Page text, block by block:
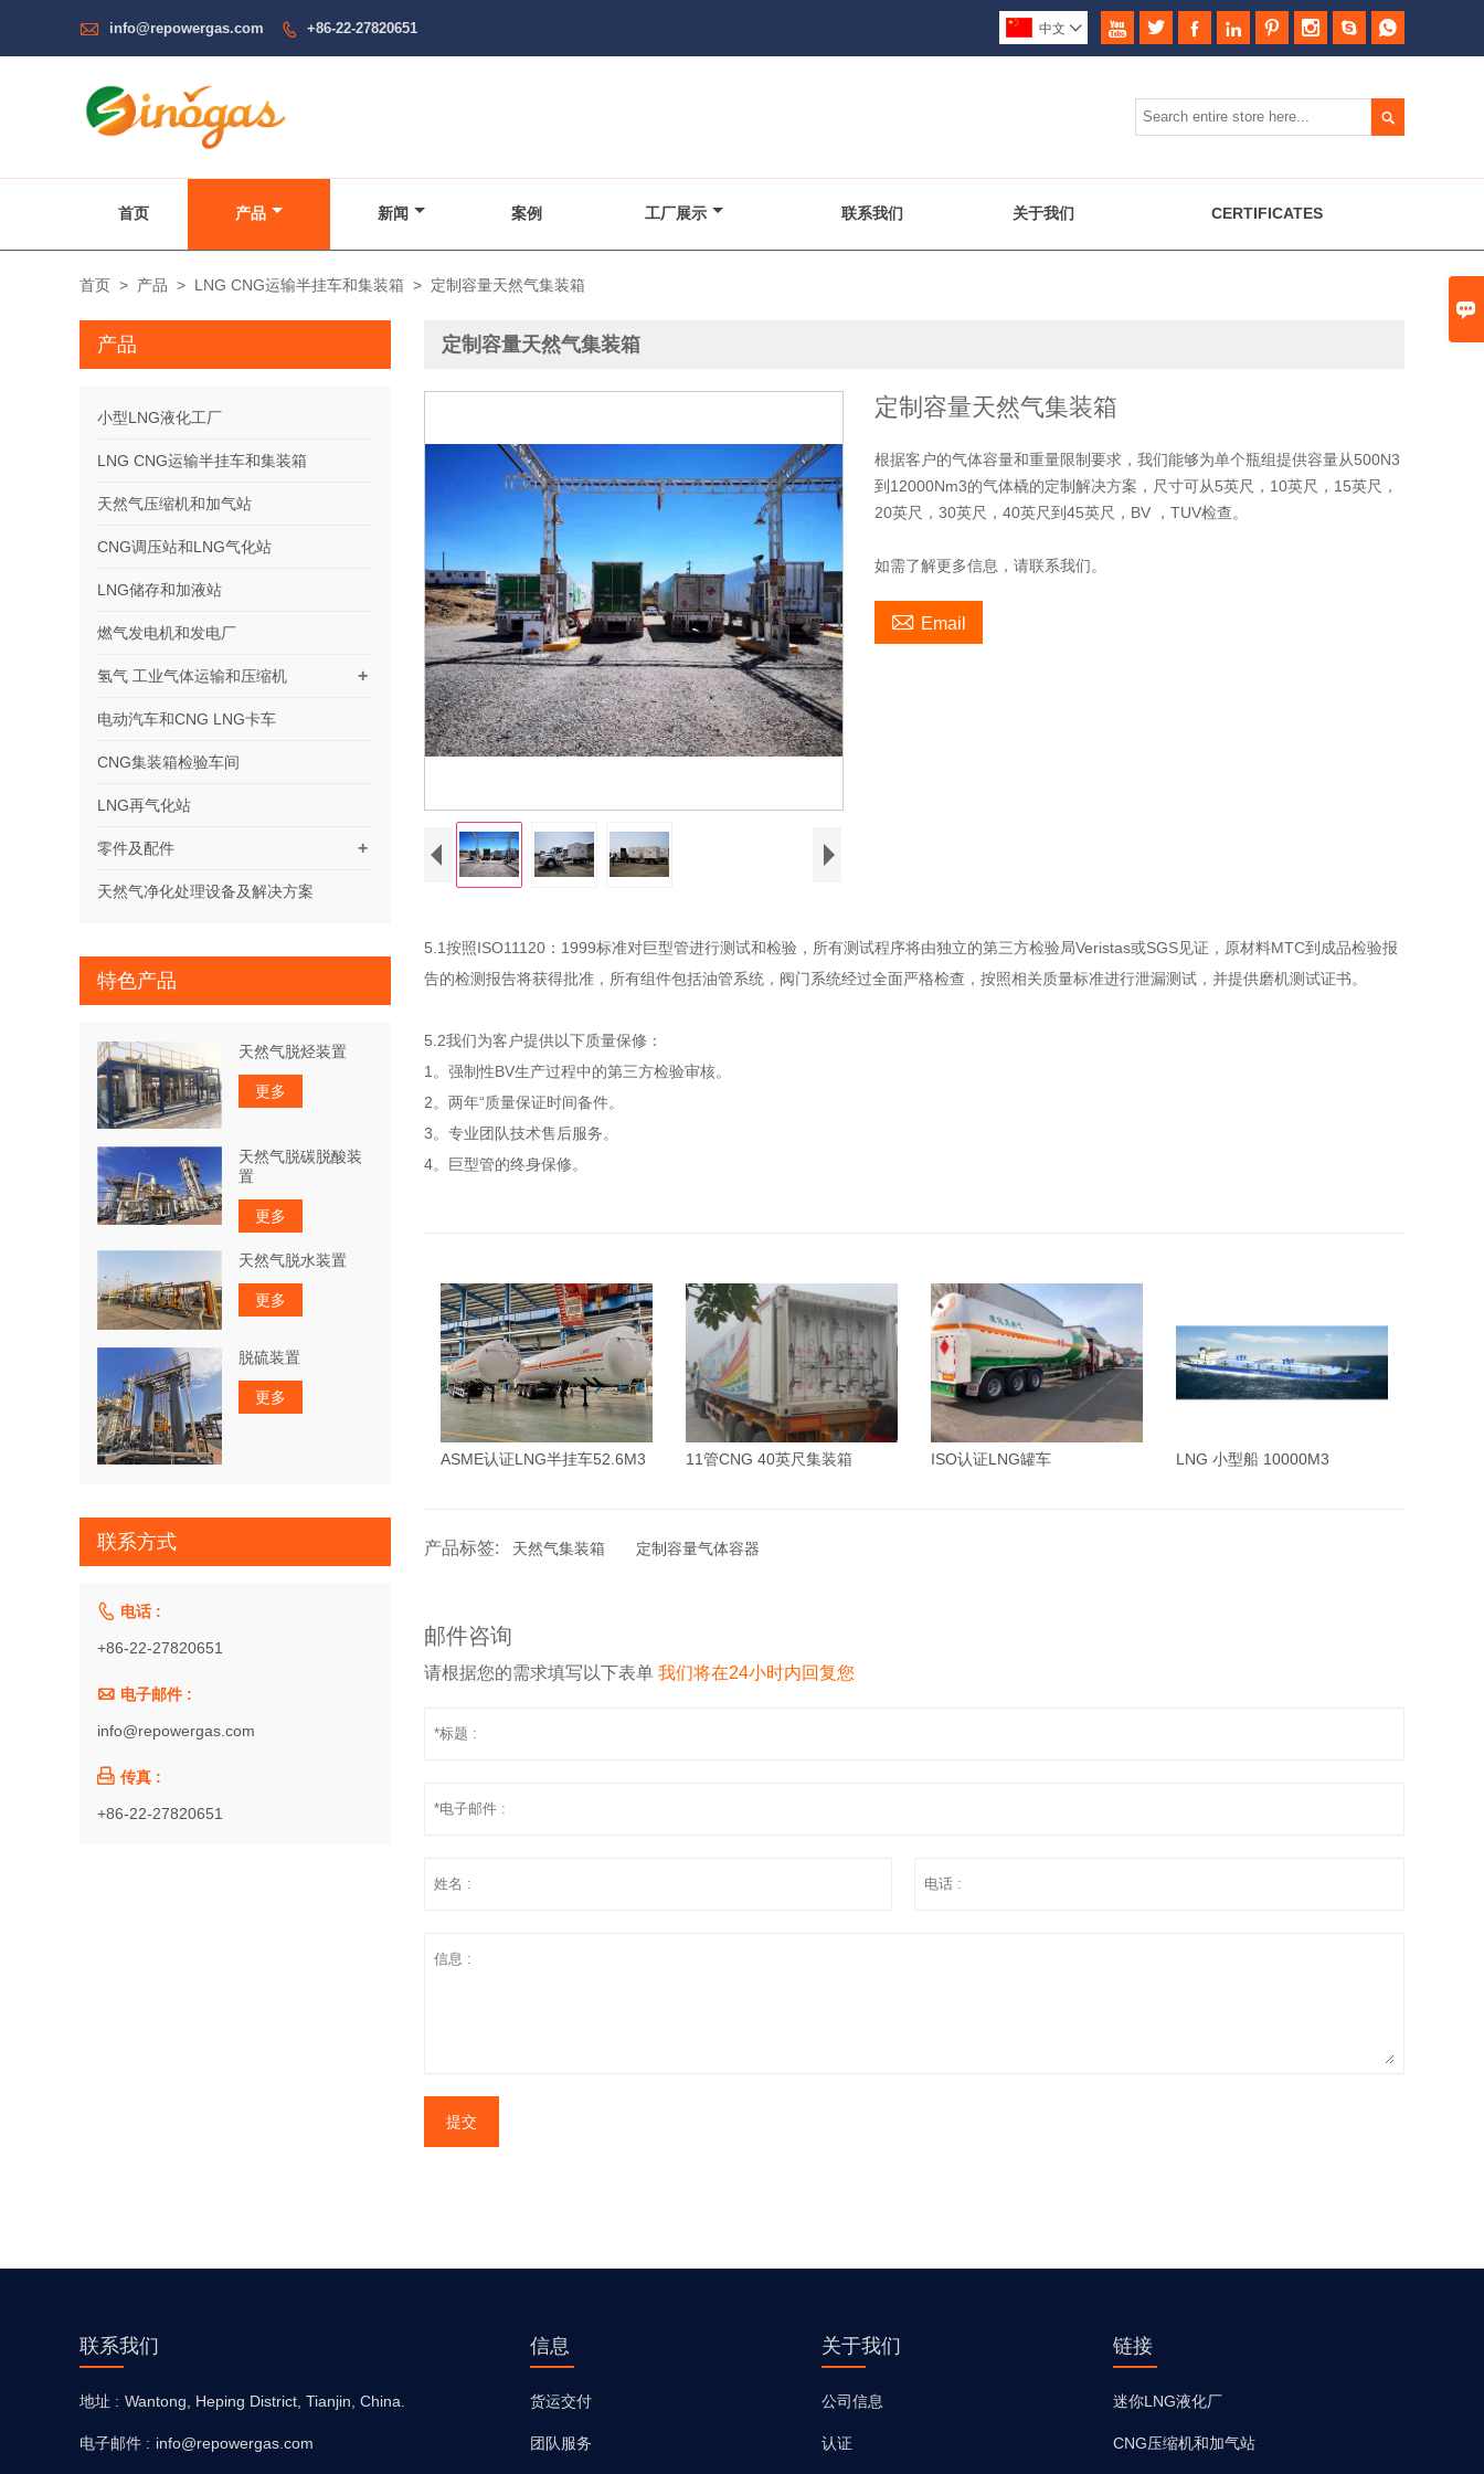

 info@repowergas.com  +86-22-27820651        
中文 

首页 产品 新闻 案例 工厂展示 联系我们 关于我们 CERTIFICATES
首页 > 产品 > LNG CNG运输半挂车和集装箱 > 定制容量天然气集装箱
定制容量天然气集装箱
定制容量天然气集装箱
根据客户的气体容量和重量限制要求，我们能够为单个瓶组提供容量从500N3
到12000Nm3的气体橇的定制解决方案，尺寸可从5英尺，10英尺，15英尺，
20英尺，30英尺，40英尺到45英尺，BV ，TUV检查。
如需了解更多信息，请联系我们。
 Email
5.1按照ISO11120：1999标准对巨型管进行测试和检验，所有测试程序将由独立的第三方检验局Veristas或SGS见证，原材料MTC到成品检验报
告的检测报告将获得批准，所有组件包括油管系统，阀门系统经过全面严格检查，按照相关质量标准进行泄漏测试，并提供磨机测试证书。
5.2我们为客户提供以下质量保修 ：
1。 强制性BV生产过程中的第三方检验审核。
2。 两年“质量保证时间备件。
3。 专业团队技术售后服务。
4。 巨型管的终身保修。
ASME认证LNG半挂车52.6M3 11管CNG 40英尺集装箱 ISO认证LNG罐车 LNG 小型船 10000M3
产品标签: 天然气集装箱 定制容量气体容器
邮件咨询
请根据您的需求填写以下表单 我们将在24小时内回复您
提交
产品
小型LNG液化工厂
LNG CNG运输半挂车和集装箱
天然气压缩机和加气站
CNG调压站和LNG气化站
LNG储存和加液站
燃气发电机和发电厂
+
氢气 工业气体运输和压缩机
电动汽车和CNG LNG卡车
CNG集装箱检验车间
LNG再气化站
+
零件及配件
天然气净化处理设备及解决方案
特色产品
天然气脱烃装置
更多
天然气脱碳脱酸装
置
更多
天然气脱水装置
更多
脱硫装置
更多
联系方式
 电话 :
+86-22-27820651
 电子邮件 :
info@repowergas.com
 传真 :
+86-22-27820651
联系我们
地址 : Wantong, Heping District, Tianjin, China.
电子邮件 : info@repowergas.com
信息
货运交付
团队服务
关于我们
公司信息
认证
链接
迷你LNG液化厂
CNG压缩机和加气站